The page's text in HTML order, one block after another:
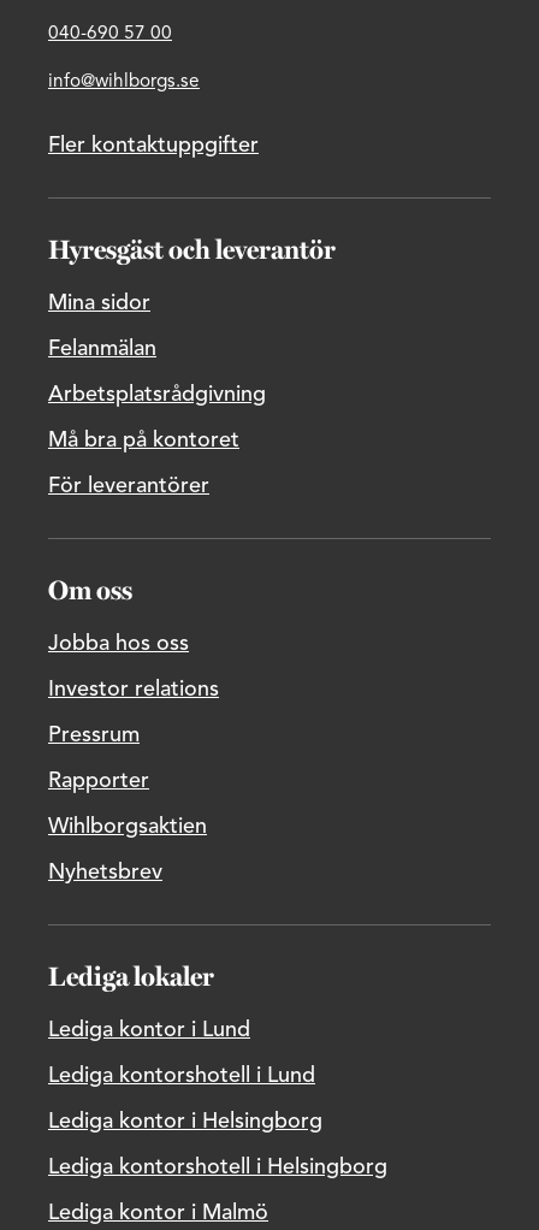
040-690 57 00
info@wihlborgs.se
Fler kontaktuppgifter
Hyresgäst och leverantör
Mina sidor
Felanmälan
Arbetsplatsrådgivning
Må bra på kontoret
För leverantörer
Om oss
Jobba hos oss
Investor relations
Pressrum
Rapporter
Wihlborgsaktien
Nyhetsbrev
Lediga lokaler
Lediga kontor i Lund
Lediga kontorshotell i Lund
Lediga kontor i Helsingborg
Lediga kontorshotell i Helsingborg
Lediga kontor i Malmö